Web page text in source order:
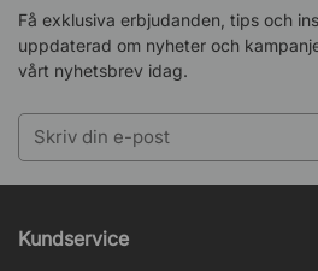
Få exklusiva erbjudanden, tips och
uppdaterad om nyheter och
vårt nyhetsbrev idag.
Kundservice